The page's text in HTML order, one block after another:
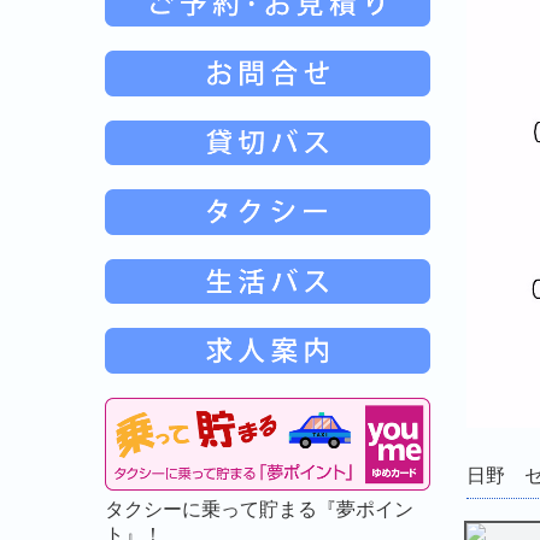
タクシーに乗って貯まる『夢ポイン
ト』！
日野